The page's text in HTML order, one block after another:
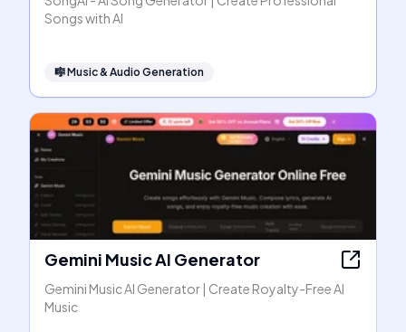
Songs with AI
🎼Music & Audio Generation
Gemini Music AI Generator
Gemini Music AI Generator | Create Royalty-Free AI
Music